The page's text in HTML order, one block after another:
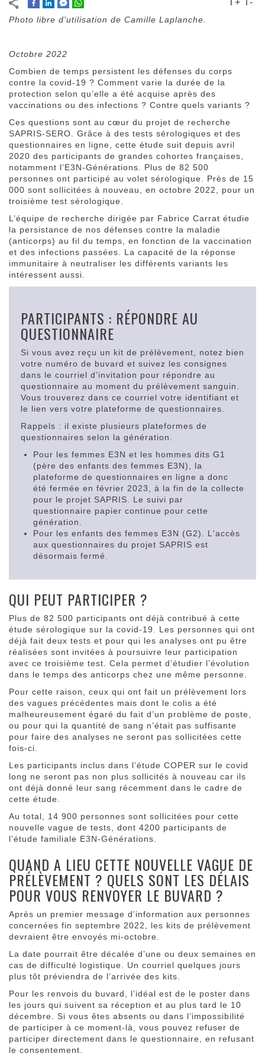
T+ T-
Photo libre d'utilisation de Camille Laplanche.
Octobre 2022
Combien de temps persistent les défenses du corps
contre la covid-19 ? Comment varie la durée de la
protection selon qu’elle a été acquise après des
vaccinations ou des infections ? Contre quels variants ?
Ces questions sont au cœur du projet de recherche
SAPRIS-SERO. Grâce à des tests sérologiques et des
questionnaires en ligne, cette étude suit depuis avril
2020 des participants de grandes cohortes françaises,
notamment l’E3N-Générations. Plus de 82 500
personnes ont participé au volet sérologique. Près de 15
000 sont sollicitées à nouveau, en octobre 2022, pour un
troisième test sérologique.
L’équipe de recherche dirigée par Fabrice Carrat étudie
la persistance de nos défenses contre la maladie
(anticorps) au fil du temps, en fonction de la vaccination
et des infections passées. La capacité de la réponse
immunitaire à neutraliser les différents variants les
intéressent aussi.
PARTICIPANTS : RÉPONDRE AU
QUESTIONNAIRE
Si vous avez reçu un kit de prélèvement, notez bien
votre numéro de buvard et suivez les consignes
dans le courriel d’invitation pour répondre au
questionnaire au moment du prélèvement sanguin.
Vous trouverez dans ce courriel votre identifiant et
le lien vers votre plateforme de questionnaires.
Rappels : il existe plusieurs plateformes de
questionnaires selon la génération.
Pour les femmes E3N et les hommes dits G1
(père des enfants des femmes E3N), la
plateforme de questionnaires en ligne a donc
été fermée en février 2023, à la fin de la collecte
pour le projet SAPRIS. Le suivi par
questionnaire papier continue pour cette
génération.
Pour les enfants des femmes E3N (G2). L'accès
aux questionnaires du projet SAPRIS est
désormais fermé.
QUI PEUT PARTICIPER ?
Plus de 82 500 participants ont déjà contribué à cette
étude sérologique sur la covid-19. Les personnes qui ont
déjà fait deux tests et pour qui les analyses ont pu être
réalisées sont invitées à poursuivre leur participation
avec ce troisième test. Cela permet d’étudier l’évolution
dans le temps des anticorps chez une même personne.
Pour cette raison, ceux qui ont fait un prélèvement lors
des vagues précédentes mais dont le colis a été
malheureusement égaré du fait d’un problème de poste,
ou pour qui la quantité de sang n’était pas suffisante
pour faire des analyses ne seront pas sollicitées cette
fois-ci.
Les participants inclus dans l’étude COPER sur le covid
long ne seront pas non plus sollicités à nouveau car ils
ont déjà donné leur sang récemment dans le cadre de
cette étude.
Au total, 14 900 personnes sont sollicitées pour cette
nouvelle vague de tests, dont 4200 participants de
l’étude familiale E3N-Générations.
QUAND A LIEU CETTE NOUVELLE VAGUE DE
PRÉLÈVEMENT ? QUELS SONT LES DÉLAIS
POUR VOUS RENVOYER LE BUVARD ?
Après un premier message d’information aux personnes
concernées fin septembre 2022, les kits de prélèvement
devraient être envoyés mi-octobre.
La date pourrait être décalée d’une ou deux semaines en
cas de difficulté logistique. Un courriel quelques jours
plus tôt préviendra de l’arrivée des kits.
Pour les renvois du buvard, l’idéal est de le poster dans
les jours qui suivent sa réception et au plus tard le 10
décembre. Si vous êtes absents ou dans l’impossibilité
de participer à ce moment-là, vous pouvez refuser de
participer directement dans le questionnaire, en refusant
le consentement.